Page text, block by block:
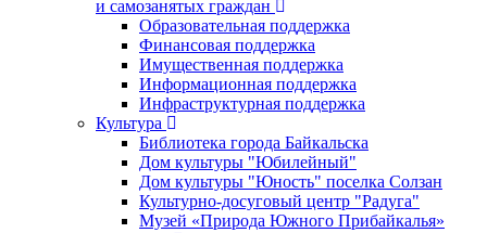
и самозанятых граждан
Образовательная поддержка
Финансовая поддержка
Имущественная поддержка
Информационная поддержка
Инфраструктурная поддержка
Культура
Библиотека города Байкальска
Дом культуры "Юбилейный"
Дом культуры "Юность" поселка Солзан
Культурно-досуговый центр "Радуга"
Музей «Природа Южного Прибайкалья»